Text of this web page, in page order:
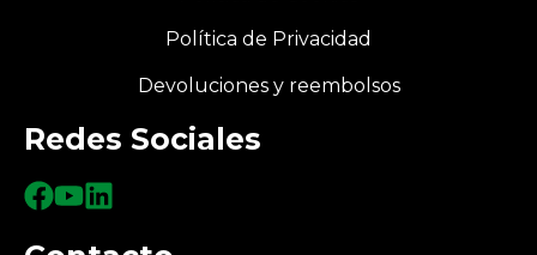
Política de Privacidad
Devoluciones y reembolsos
Redes Sociales